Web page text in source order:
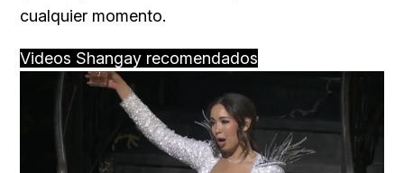
cualquier momento.
Videos Shangay recomendados